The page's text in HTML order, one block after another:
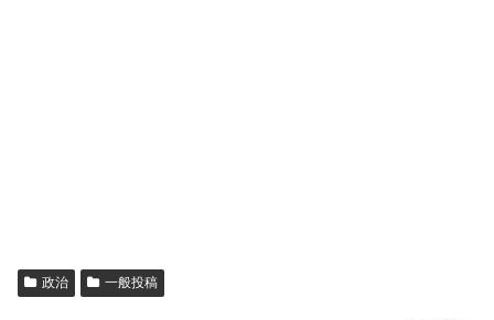
政治 一般投稿